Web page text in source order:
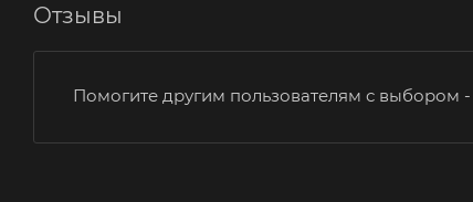
Отзывы
Помогите другим пользователям с выбором